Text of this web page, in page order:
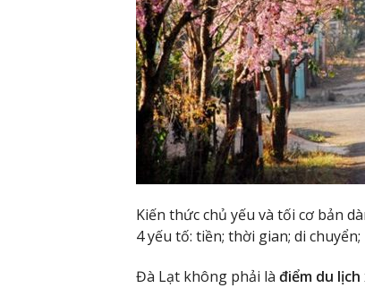
Kiến thức chủ yếu và tối cơ bản
4 yếu tố: tiền; thời gian; di
Đà Lạt không phải là điểm du lịch